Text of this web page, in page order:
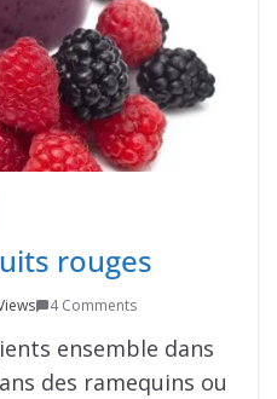
rouges
4 Comments
ensemble dans
des ramequins ou